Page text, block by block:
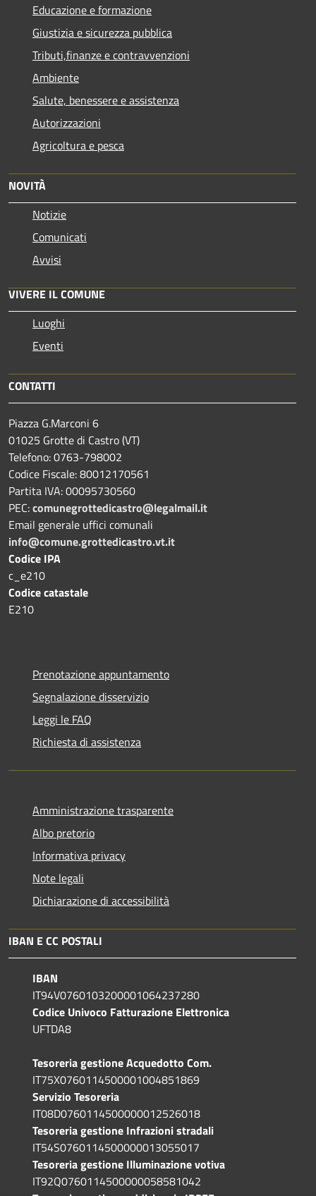
Educazione e formazione
Giustizia e sicurezza pubblica
Tributi,finanze e contravvenzioni
Ambiente
Salute, benessere e assistenza
Autorizzazioni
Agricoltura e pesca
NOVITÀ
Notizie
Comunicati
Avvisi
VIVERE IL COMUNE
Luoghi
Eventi
CONTATTI
Piazza G.Marconi 6
01025 Grotte di Castro (VT)
Telefono: 0763-798002
Codice Fiscale: 80012170561
Partita IVA: 00095730560
PEC:comunegrottedicastro@legalmail.it
Email generale uffici comunali
info@comune.grottedicastro.vt.it
Codice IPA
c_e210
Codice catastale
E210
Prenotazione appuntamento
Segnalazione disservizio
Leggi le FAQ
Richiesta di assistenza
Amministrazione trasparente
Albo pretorio
Informativa privacy
Note legali
Dichiarazione di accessibilità
IBAN E CC POSTALI
IBAN
IT94V0760103200001064237280
Codice Univoco Fatturazione Elettronica
UFTDA8
Tesoreria gestione Acquedotto Com.
IT75X0760114500001004851869
Servizio Tesoreria
IT08D0760114500000012526018
Tesoreria gestione Infrazioni stradali
IT54S0760114500000013055017
Tesoreria gestione Illuminazione votiva
IT92Q0760114500000058581042